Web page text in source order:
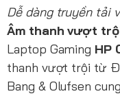
Dễ dàng truyền tải
Âm thanh vượt
Laptop Gaming HP
thanh vượt trội từ
Bang & Olufsen